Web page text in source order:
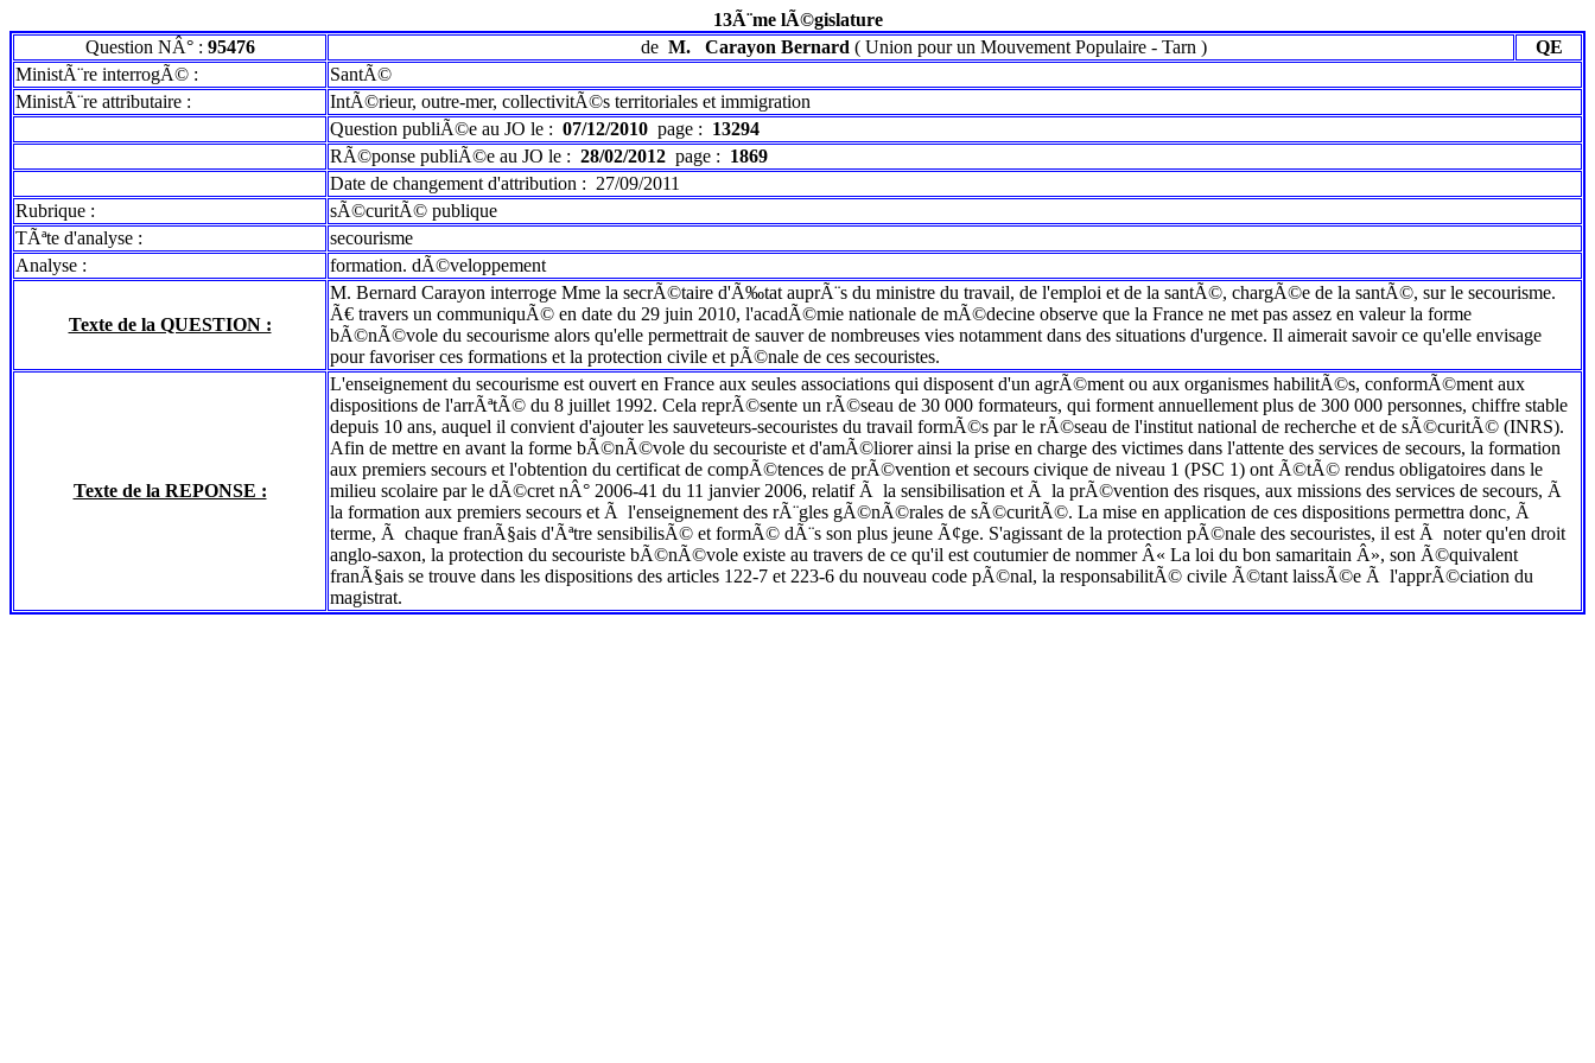
13Ã¨me lÃ©gislature
Question NÂ° : 95476 de M. Carayon Bernard ( Union pour un Mouvement Populaire- Tarn )
QE
MinistÃ¨re interrogÃ© :
SantÃ©
MinistÃ¨re attributaire :
IntÃ©rieur, outre-mer, collectivitÃ©s territoriales et immigration
Question publiÃ©e au JO le : 07/12/2010 page : 13294
RÃ©ponse publiÃ©e au JO le : 28/02/2012 page : 1869
Date de changement d'attribution : 27/09/2011
Rubrique :
sÃ©curitÃ© publique
TÃªte d'analyse :
secourisme
Analyse :
formation. dÃ©veloppement
Texte de la QUESTION :
M. Bernard Carayon interroge Mme la secrÃ©taire d'Ã‰tat auprÃ¨s du ministre du travail, de l'emploi et de la santÃ©, chargÃ©e de la santÃ©, sur le secourisme.
Ã€ travers un communiquÃ© en date du 29 juin 2010, l'acadÃ©mie nationale de mÃ©decine observe que la France ne met pas assez en valeur la forme
bÃ©nÃ©vole du secourisme alors qu'elle permettrait de sauver de nombreuses vies notamment dans des situations d'urgence. Il aimerait savoir ce qu'elle envisage
pour favoriser ces formations et la protection civile et pÃ©nale de ces secouristes.
Texte de la REPONSE :
L'enseignement du secourisme est ouvert en France aux seules associations qui disposent d'un agrÃ©ment ou aux organismes habilitÃ©s, conformÃ©ment aux
dispositions de l'arrÃªtÃ© du 8 juillet 1992. Cela reprÃ©sente un rÃ©seau de 30 000 formateurs, qui forment annuellement plus de 300 000 personnes, chiffre stable
depuis 10 ans, auquel il convient d'ajouter les sauveteurs-secouristes du travail formÃ©s par le rÃ©seau de l'institut national de recherche et de sÃ©curitÃ© (INRS).
Afin de mettre en avant la forme bÃ©nÃ©vole du secouriste et d'amÃ©liorer ainsi la prise en charge des victimes dans l'attente des services de secours, la formation
aux premiers secours et l'obtention du certificat de compÃ©tences de prÃ©vention et secours civique de niveau 1 (PSC 1) ont Ã©tÃ© rendus obligatoires dans le
milieu scolaire par le dÃ©cret nÂ° 2006-41 du 11 janvier 2006, relatif Ã la sensibilisation et Ã la prÃ©vention des risques, aux missions des services de secours, Ã
la formation aux premiers secours et Ã l'enseignement des rÃ¨gles gÃ©nÃ©rales de sÃ©curitÃ©. La mise en application de ces dispositions permettra donc, Ã
terme, Ã chaque franÃ§ais d'Ãªtre sensibilisÃ© et formÃ© dÃ¨s son plus jeune Ã¢ge. S'agissant de la protection pÃ©nale des secouristes, il est Ã noter qu'en droit
anglo-saxon, la protection du secouriste bÃ©nÃ©vole existe au travers de ce qu'il est coutumier de nommer Â« La loi du bon samaritain Â», son Ã©quivalent
franÃ§ais se trouve dans les dispositions des articles 122-7 et 223-6 du nouveau code pÃ©nal, la responsabilitÃ© civile Ã©tant laissÃ©e Ã l'apprÃ©ciation du
magistrat.